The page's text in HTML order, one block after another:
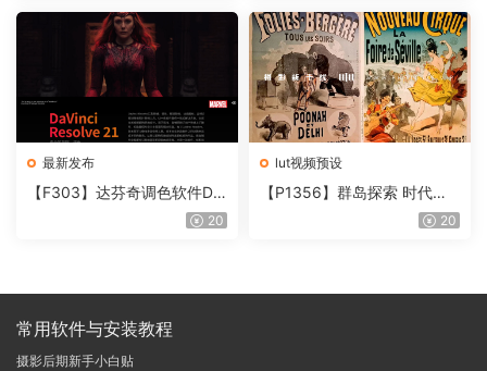
T V4.0
最新发布
【F303】达芬奇调色软件Da
Vinci Resolve Studio21.0.320
lut视频预设
【P1356】群岛探索 时代马
戏团 – QUEST 60 调色预设A
20
常用软件与安装教程
摄影后期新手小白贴